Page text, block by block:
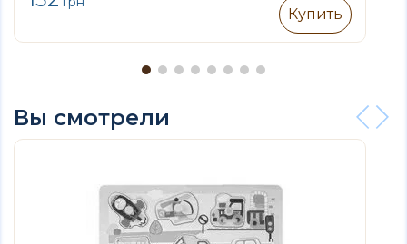
Купить
Вы смотрели